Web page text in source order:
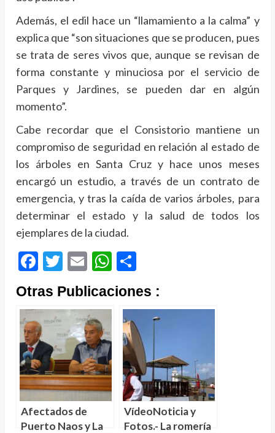
Además, el edil hace un “llamamiento a la calma” y
explica que “son situaciones que se producen, pues
se trata de seres vivos que, aunque se revisan de
forma constante y minuciosa por el servicio de
Parques y Jardines, se pueden dar en algún
momento”.
Cabe recordar que el Consistorio mantiene un
compromiso de seguridad en relación al estado de
los árboles en Santa Cruz y hace unos meses
encargó un estudio, a través de un contrato de
emergencia, y tras la caída de varios árboles, para
determinar el estado y la salud de todos los
ejemplares de la ciudad.
Facebook
Twitter
EmailWhatsApp
Compartir
Otras Publicaciones :
Afectados de
Puerto Naos y La
VídeoNoticia y
Fotos.- La romería